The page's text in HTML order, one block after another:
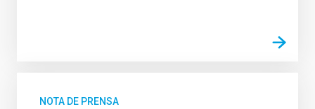
NOTA DE PRENSA